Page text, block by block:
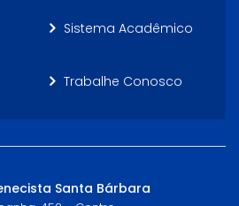
Sistema Acadêmico
Trabalhe Conosco
Santa Bárbara